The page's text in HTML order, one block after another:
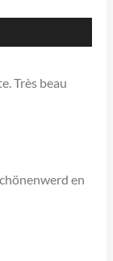
Très beau
en